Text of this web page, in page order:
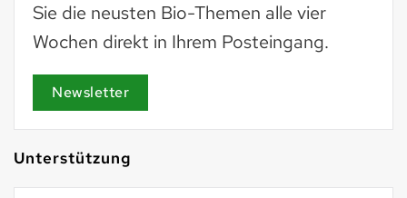
Sie die neusten Bio-Themen alle vier
Wochen direkt in Ihrem Posteingang.
Newsletter
Unterstützung